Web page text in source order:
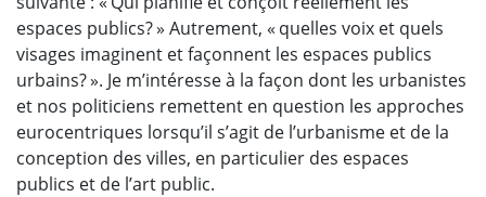
espaces publics? » Autrement, « quelles voix et quels
visages imaginent et façonnent les espaces publics
urbains? ». Je m’intéresse à la façon dont les urbanistes
et nos politiciens remettent en question les approches
eurocentriques lorsqu’il s’agit de l’urbanisme et de la
conception des villes, en particulier des espaces
publics et de l’art public.